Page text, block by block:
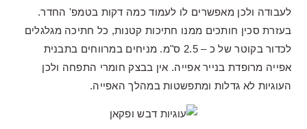
לעבודה ולכן מאפשרים לו לעמוד כמה דקות בטמפ' החדר.
בעזרת סכין חותכים ממנו חתיכות קטנות, כל חתיכה מגלגלים
לכדור בקוטר של כ – 2.5 ס"מ. מניחים במרווחים בתבנית
אפייה מרופדת בנייר אפייה. אין בבצק חומרי התפחה ולכן
העוגיות לא גדלות ומתפשטות במהלך האפייה.